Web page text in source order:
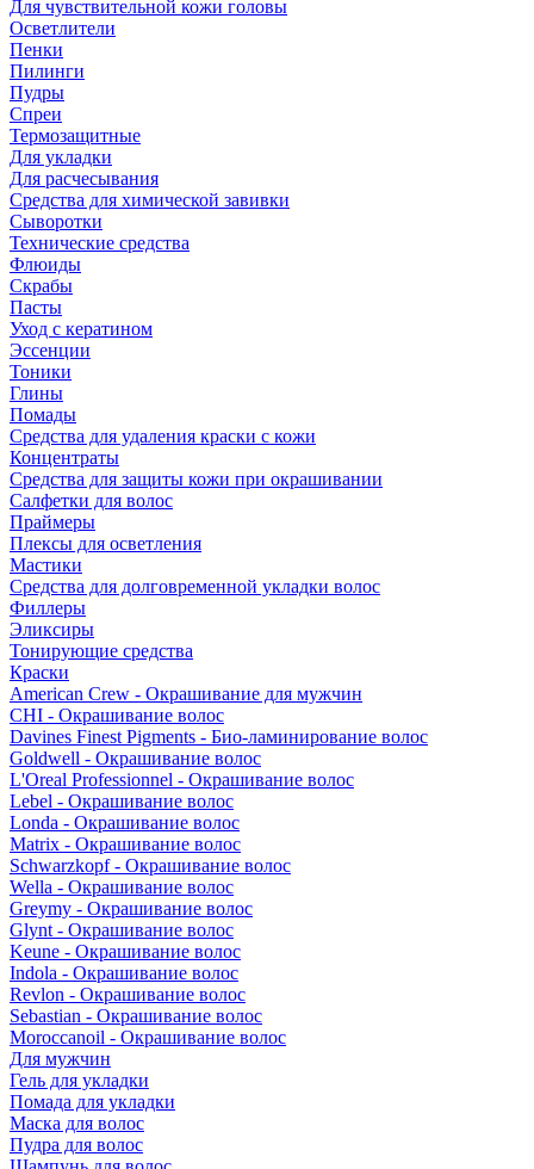
Для чувствительной кожи головы
Осветлители
Пенки
Пилинги
Пудры
Спреи
Термозащитные
Для укладки
Для расчесывания
Средства для химической завивки
Сыворотки
Технические средства
Флюиды
Скрабы
Пасты
Уход с кератином
Эссенции
Тоники
Глины
Помады
Средства для удаления краски с кожи
Концентраты
Средства для защиты кожи при окрашивании
Салфетки для волос
Праймеры
Плексы для осветления
Мастики
Средства для долговременной укладки волос
Филлеры
Эликсиры
Тонирующие средства
Краски
American Crew - Окрашивание для мужчин
CHI - Окрашивание волос
Davines Finest Pigments - Био-ламинирование волос
Goldwell - Окрашивание волос
L'Oreal Professionnel - Окрашивание волос
Lebel - Окрашивание волос
Londa - Окрашивание волос
Matrix - Окрашивание волос
Schwarzkopf - Окрашивание волос
Wella - Окрашивание волос
Greymy - Окрашивание волос
Glynt - Окрашивание волос
Keune - Окрашивание волос
Indola - Окрашивание волос
Revlon - Окрашивание волос
Sebastian - Окрашивание волос
Moroccanoil - Окрашивание волос
Для мужчин
Гель для укладки
Помада для укладки
Маска для волос
Пудра для волос